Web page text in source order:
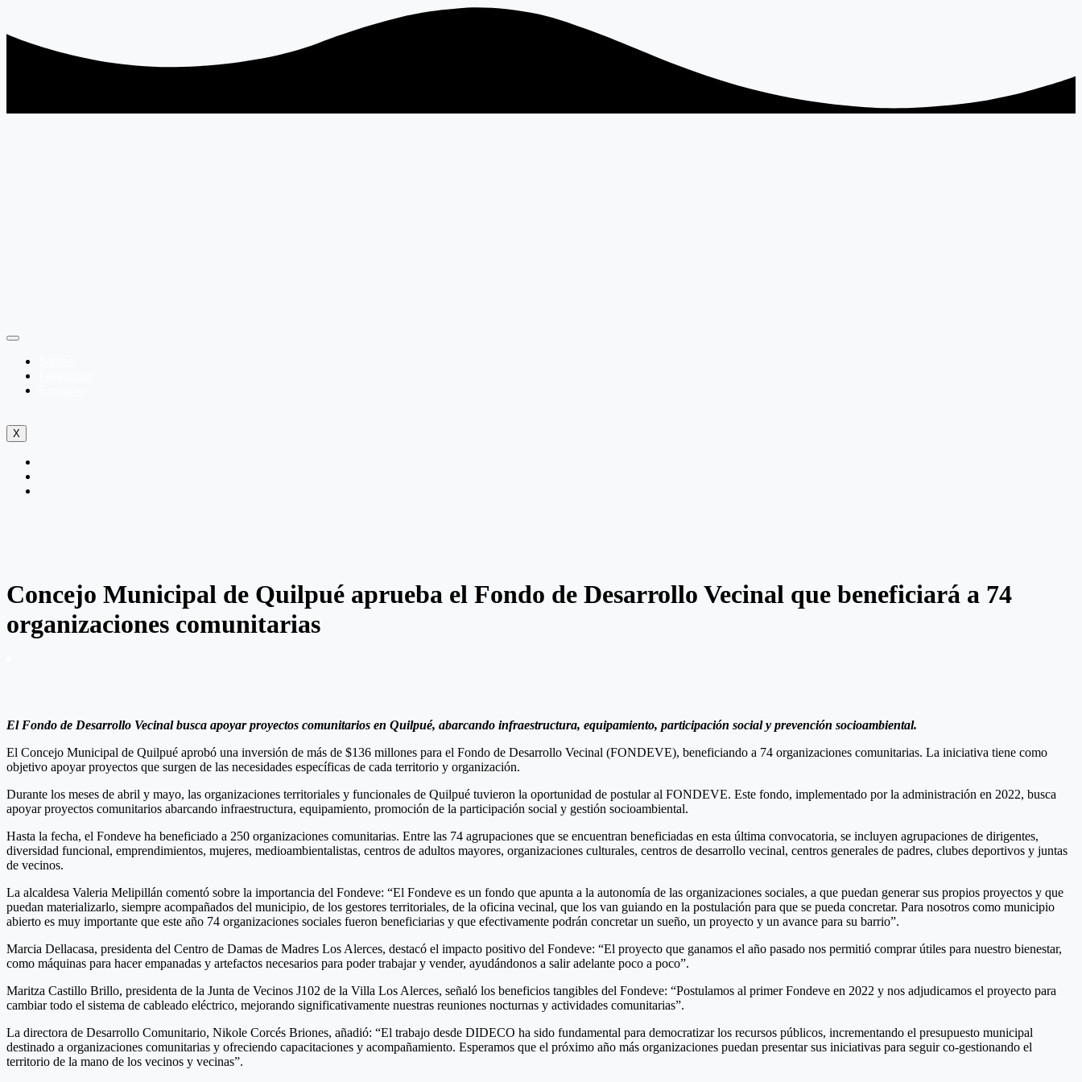
X
Concejo Municipal de Quilpué aprueba el Fondo de Desarrollo Vecinal que beneficiará a 74
organizaciones comunitarias
El Fondo de Desarrollo Vecinal busca apoyar proyectos comunitarios en Quilpué, abarcando infraestructura, equipamiento, participación social y prevención socioambiental.
El Concejo Municipal de Quilpué aprobó una inversión de más de $136 millones para el Fondo de Desarrollo Vecinal (FONDEVE), beneficiando a 74 organizaciones comunitarias. La iniciativa tiene como
objetivo apoyar proyectos que surgen de las necesidades específicas de cada territorio y organización.
Durante los meses de abril y mayo, las organizaciones territoriales y funcionales de Quilpué tuvieron la oportunidad de postular al FONDEVE. Este fondo, implementado por la administración en 2022, busca
apoyar proyectos comunitarios abarcando infraestructura, equipamiento, promoción de la participación social y gestión socioambiental.
Hasta la fecha, el Fondeve ha beneficiado a 250 organizaciones comunitarias. Entre las 74 agrupaciones que se encuentran beneficiadas en esta última convocatoria, se incluyen agrupaciones de dirigentes,
diversidad funcional, emprendimientos, mujeres, medioambientalistas, centros de adultos mayores, organizaciones culturales, centros de desarrollo vecinal, centros generales de padres, clubes deportivos y juntas
de vecinos.
La alcaldesa Valeria Melipillán comentó sobre la importancia del Fondeve: “El Fondeve es un fondo que apunta a la autonomía de las organizaciones sociales, a que puedan generar sus propios proyectos y que
puedan materializarlo, siempre acompañados del municipio, de los gestores territoriales, de la oficina vecinal, que los van guiando en la postulación para que se pueda concretar. Para nosotros como municipio
abierto es muy importante que este año 74 organizaciones sociales fueron beneficiarias y que efectivamente podrán concretar un sueño, un proyecto y un avance para su barrio”.
Marcia Dellacasa, presidenta del Centro de Damas de Madres Los Alerces, destacó el impacto positivo del Fondeve: “El proyecto que ganamos el año pasado nos permitió comprar útiles para nuestro bienestar,
como máquinas para hacer empanadas y artefactos necesarios para poder trabajar y vender, ayudándonos a salir adelante poco a poco”.
Maritza Castillo Brillo, presidenta de la Junta de Vecinos J102 de la Villa Los Alerces, señaló los beneficios tangibles del Fondeve: “Postulamos al primer Fondeve en 2022 y nos adjudicamos el proyecto para
cambiar todo el sistema de cableado eléctrico, mejorando significativamente nuestras reuniones nocturnas y actividades comunitarias”.
La directora de Desarrollo Comunitario, Nikole Corcés Briones, añadió: “El trabajo desde DIDECO ha sido fundamental para democratizar los recursos públicos, incrementando el presupuesto municipal
destinado a organizaciones comunitarias y ofreciendo capacitaciones y acompañamiento. Esperamos que el próximo año más organizaciones puedan presentar sus iniciativas para seguir co-gestionando el
territorio de la mano de los vecinos y vecinas”.